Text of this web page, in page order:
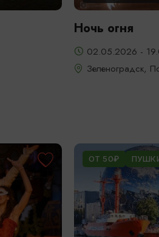
Ночь огня
02.05.2026 -
Зеленоградск,
ОТ 50₽